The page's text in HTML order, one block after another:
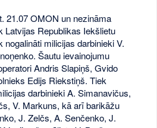
21.07 OMON un nezināma
Latvijas Republikas Iekšlietu
nogalināti milicijas darbinieki V.
Šautu ievainojumu
Andris Slapiņš, Gvido
Edijs Riekstiņš. Tiek
darbinieki A. Simanavičus,
V. Markuns, kā arī barikāžu
J. Zelčs, A. Senčenko, J.